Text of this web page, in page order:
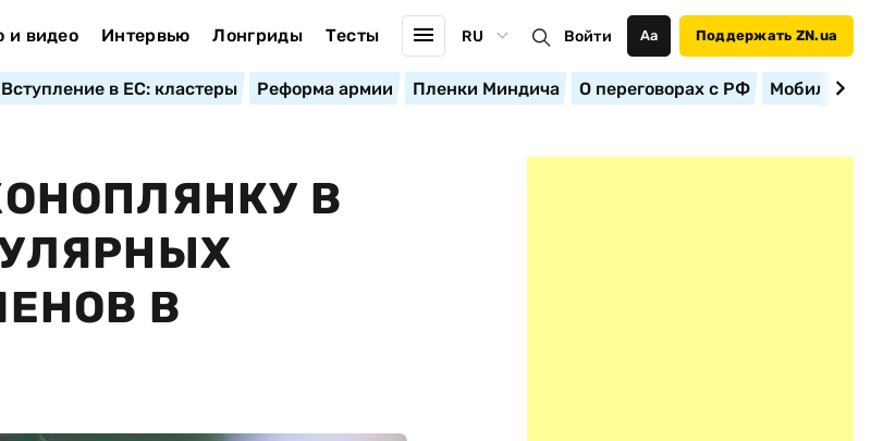
и видео Интервью Лонгриды Тесты RU Войти Аа Поддержать ZN.ua
Вступление в ЕС: кластеры Реформа армии Пленки Миндича О переговорах с РФ
В
В